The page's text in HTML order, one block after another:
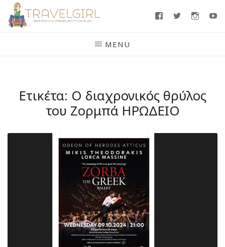
Skip
FacebookTwitter
MENU
Ετικέτα: O διαχρονικός θρύλος
του Ζορμπά ΗΡΩΔΕΙΟ